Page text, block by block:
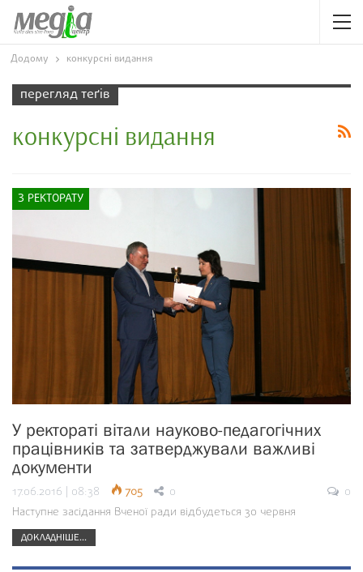
Додому конкурсні видання
перегляд теґів
конкурсні видання
З РЕКТОРАТУ
У ректораті вітали науково-педагогічних
працівників та затверджували важливі
документи
17.06.2016 | 08:38 705 0
0
Наступне засідання Вченої ради відбудеться 30 червня
ДОКЛАДНІШЕ...